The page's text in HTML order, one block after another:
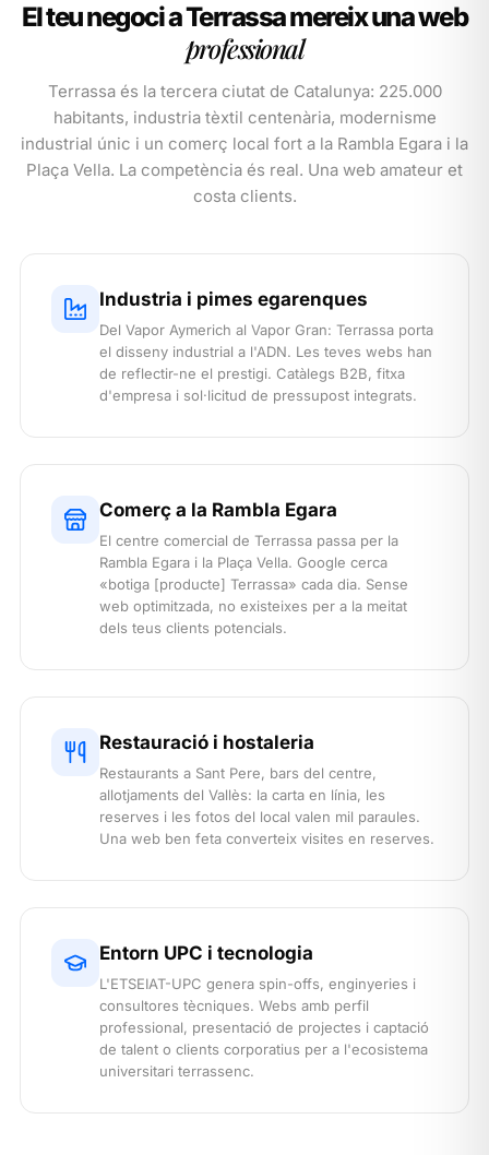
El teu negoci a Terrassa mereix una web
professional
Terrassa és la tercera ciutat de Catalunya: 225.000
habitants, industria tèxtil centenària, modernisme
industrial únic i un comerç local fort a la Rambla Egara i la
Plaça Vella. La competència és real. Una web amateur et
costa clients.
Industria i pimes egarenques
Del Vapor Aymerich al Vapor Gran: Terrassa porta
el disseny industrial a l'ADN. Les teves webs han
de reflectir-ne el prestigi. Catàlegs B2B, fitxa
d'empresa i sol·licitud de pressupost integrats.
Comerç a la Rambla Egara
El centre comercial de Terrassa passa per la
Rambla Egara i la Plaça Vella. Google cerca
«botiga [producte] Terrassa» cada dia. Sense
web optimitzada, no existeixes per a la meitat
dels teus clients potencials.
Restauració i hostaleria
Restaurants a Sant Pere, bars del centre,
allotjaments del Vallès: la carta en línia, les
reserves i les fotos del local valen mil paraules.
Una web ben feta converteix visites en reserves.
Entorn UPC i tecnologia
L'ETSEIAT-UPC genera spin-offs, enginyeries i
consultores tècniques. Webs amb perfil
professional, presentació de projectes i captació
de talent o clients corporatius per a l'ecosistema
universitari terrassenc.